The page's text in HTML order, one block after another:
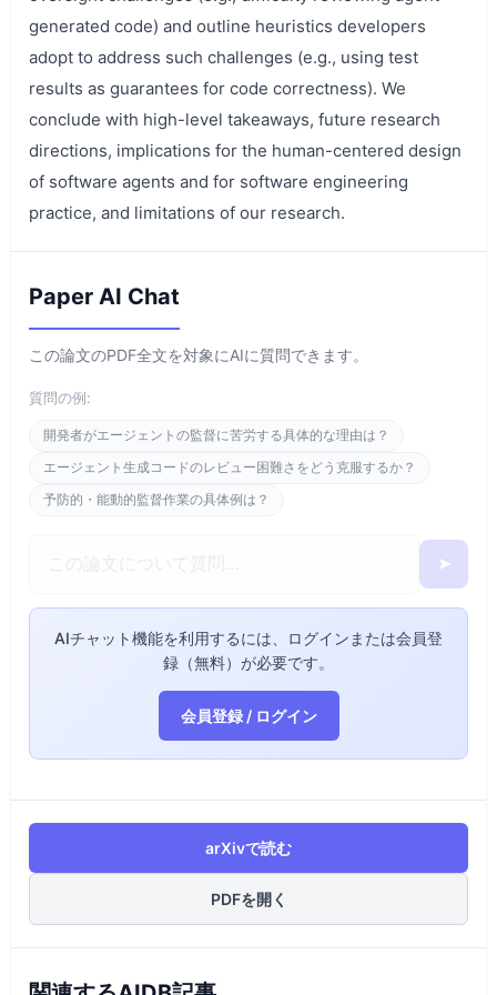
generated code) and outline heuristics developers
adopt to address such challenges (e.g., using test
results as guarantees for code correctness). We
conclude with high-level takeaways, future research
directions, implications for the human-centered design
of software agents and for software engineering
practice, and limitations of our research.
Paper AI Chat
この論文のPDF全文を対象にAIに質問できます。
質問の例:
開発者がエージェントの監督に苦労する具体的な理由は？
エージェント生成コードのレビュー困難さをどう克服するか？
予防的・能動的監督作業の具体例は？
➤
AIチャット機能を利用するには、ログインまたは会員登
録（無料）が必要です。
会員登録 / ログイン
arXivで読む
PDFを開く